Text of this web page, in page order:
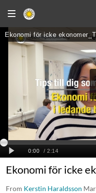
Ekonomi för icke
From Kerstin Haraldsson